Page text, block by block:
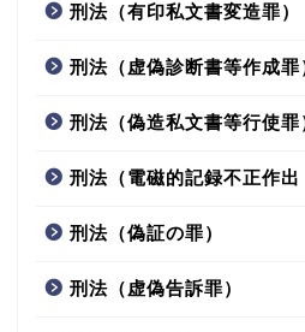
刑法（有印私文書変造罪）
刑法（虚偽診断書等作成罪
刑法（偽造私文書等行使罪
刑法（電磁的記録不正作出
刑法（偽証の罪）
刑法（虚偽告訴罪）